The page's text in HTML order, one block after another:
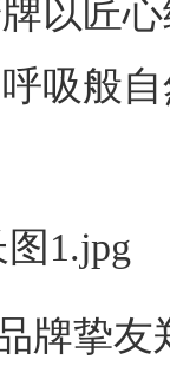
以匠
吸般
挚友